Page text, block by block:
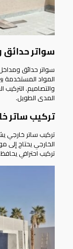
سواتر
سواتر حدائق
المواد المستخدمة
والتصاميم.
المدى الطويل.
تركيب ساتر
تركيب ساتر خارجي
الخارجي يحتاج إلى
تركيب احترافي